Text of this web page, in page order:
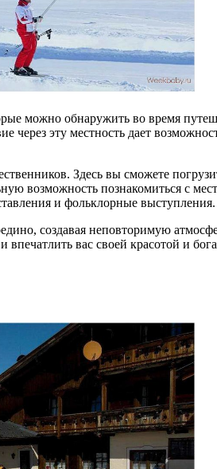
можно обнаружить во время
эту местность дает
Здесь вы сможете
возможность познакомиться с
и фольклорные выступления.
создавая неповторимую
вас своей красотой и